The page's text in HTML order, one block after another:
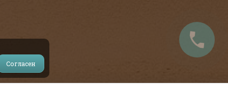
на источник.
Согласен